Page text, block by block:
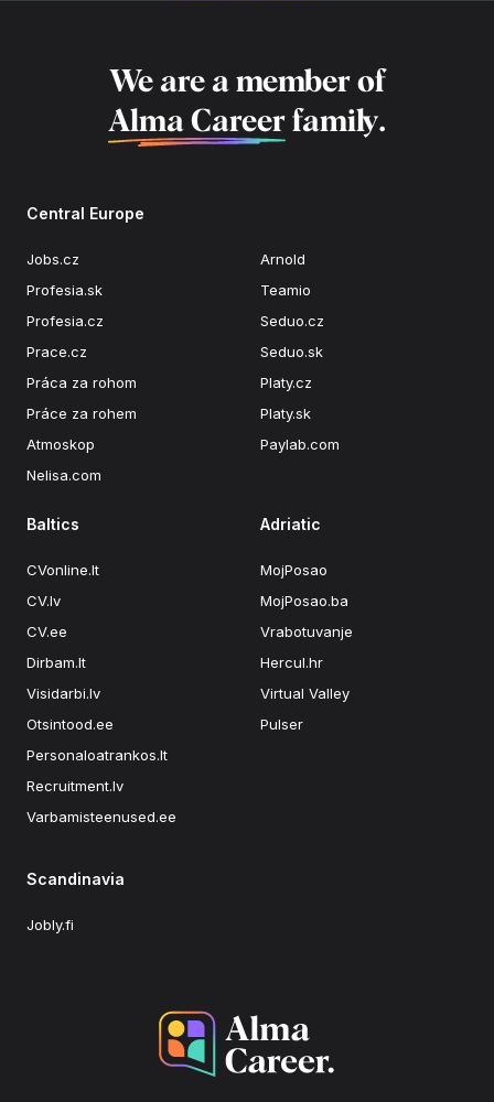
We are a member of
Alma Career family.
Central Europe
Jobs.cz
Profesia.sk
Profesia.cz
Prace.cz
Práca za rohom
Práce za rohem
Atmoskop
Nelisa.com
Arnold
Teamio
Seduo.cz
Seduo.sk
Platy.cz
Platy.sk
Paylab.com
Baltics
CVonline.lt
CV.lv
CV.ee
Dirbam.lt
Visidarbi.lv
Otsintood.ee
Personaloatrankos.lt
Recruitment.lv
Varbamisteenused.ee
Adriatic
MojPosao
MojPosao.ba
Vrabotuvanje
Hercul.hr
Virtual Valley
Pulser
Scandinavia
Jobly.fi